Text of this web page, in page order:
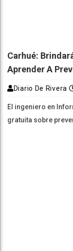
Carhué:
Aprender A
Diario De Rivera
El ingeniero en
gratuita sobre